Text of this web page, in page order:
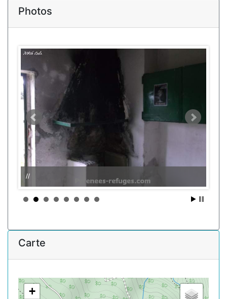
Photos
//
Carte
+